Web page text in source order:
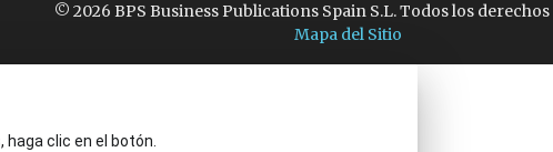
© 2026 BPS Business Publications Spain S.L. Todos los
Mapa del Sitio
haga clic en el botón.